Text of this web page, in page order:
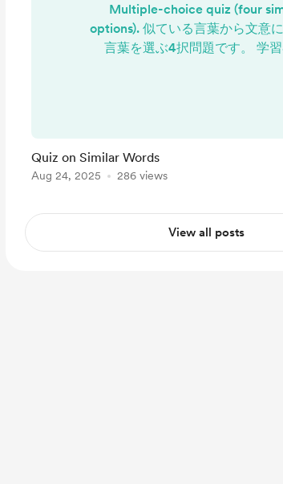
Multiple-choice quiz (four
options). 似ている言葉から文意
言葉を選ぶ4択問題です。 学
Quiz on Similar Words
Aug 24, 2025 286 views
View all posts